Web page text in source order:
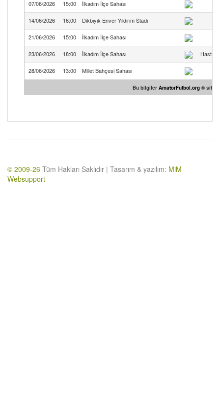
07/06/2026 15:00 İlkadım İlçe Sahası
14/06/2026 16:00 Dikbıyık Enver Yıldırım Stadı
21/06/2026 15:00 İlkadım İlçe Sahası
23/06/2026 18:00 İlkadım İlçe Sahası
28/06/2026 13:00 Millet Bahçesi Sahası
Bu bilgiler AmatorFutbol.org©
© 2009-26 Tüm Hakları Saklıdır | Tasarım & yazılım: MiM
Websupport